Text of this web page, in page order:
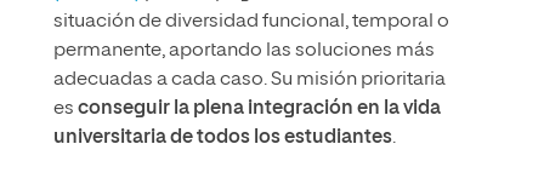
situación de diversidad funcional, temporal o
permanente, aportando las soluciones más
adecuadas a cada caso. Su misión prioritaria
es conseguir la plena integración en la vida
universitaria de todos los estudiantes.